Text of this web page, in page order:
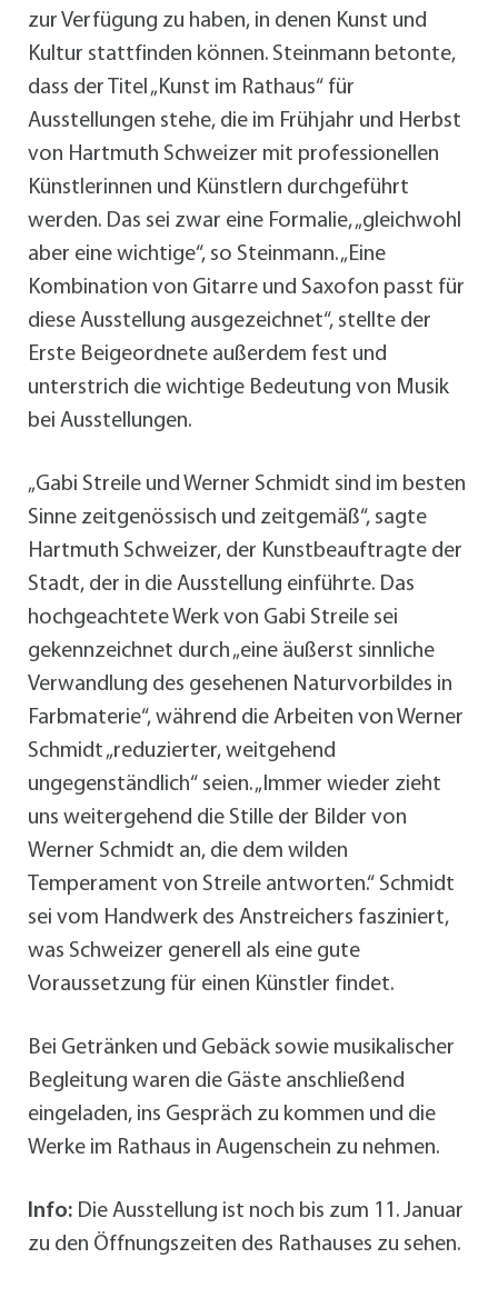
zur Verfügung zu haben, in denen Kunst und
Kultur stattfinden können. Steinmann betonte,
dass der Titel „Kunst im Rathaus“ für
Ausstellungen stehe, die im Frühjahr und Herbst
von Hartmuth Schweizer mit professionellen
Künstlerinnen und Künstlern durchgeführt
werden. Das sei zwar eine Formalie, „gleichwohl
aber eine wichtige“, so Steinmann. „Eine
Kombination von Gitarre und Saxofon passt für
diese Ausstellung ausgezeichnet“, stellte der
Erste Beigeordnete außerdem fest und
unterstrich die wichtige Bedeutung von Musik
bei Ausstellungen.
„Gabi Streile und Werner Schmidt sind im besten
Sinne zeitgenössisch und zeitgemäß“, sagte
Hartmuth Schweizer, der Kunstbeauftragte der
Stadt, der in die Ausstellung einführte. Das
hochgeachtete Werk von Gabi Streile sei
gekennzeichnet durch „eine äußerst sinnliche
Verwandlung des gesehenen Naturvorbildes in
Farbmaterie“, während die Arbeiten von Werner
Schmidt „reduzierter, weitgehend
ungegenständlich“ seien. „Immer wieder zieht
uns weitergehend die Stille der Bilder von
Werner Schmidt an, die dem wilden
Temperament von Streile antworten.“ Schmidt
sei vom Handwerk des Anstreichers fasziniert,
was Schweizer generell als eine gute
Voraussetzung für einen Künstler findet.
Bei Getränken und Gebäck sowie musikalischer
Begleitung waren die Gäste anschließend
eingeladen, ins Gespräch zu kommen und die
Werke im Rathaus in Augenschein zu nehmen.
Info: Die Ausstellung ist noch bis zum 11. Januar
zu den Öffnungszeiten des Rathauses zu sehen.